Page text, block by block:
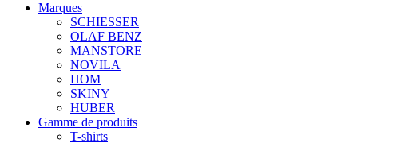
Marques
SCHIESSER
OLAF BENZ
MANSTORE
NOVILA
HOM
SKINY
HUBER
Gamme de produits
T-shirts